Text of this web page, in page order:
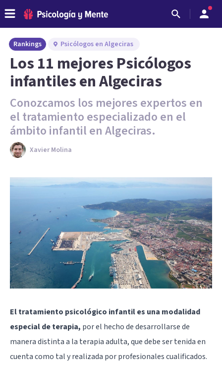
Rankings Psicólogos en Algeciras
Los 11 mejores Psicólogos
infantiles en Algeciras
Conozcamos los mejores expertos en
el tratamiento especializado en el
ámbito infantil en Algeciras.
Xavier Molina
El tratamiento psicológico infantil es una modalidad
especial de terapia, por el hecho de desarrollarse de
manera distinta a la terapia adulta, que debe ser tenida en
cuenta como tal y realizada por profesionales cualificados.